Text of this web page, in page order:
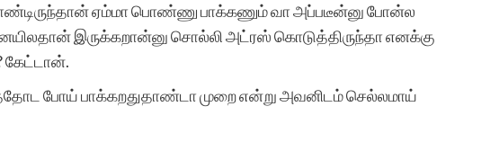
ஏம்மா பொண்ணு பாக்கணும் வா அப்படீன்னு போன்ல
இருக்கறான்னு சொல்லி அட்ரஸ் கொடுத்திருந்தா எனக்கு
கேட்டான்.
போய் பாக்கறதுதாண்டா முறை என்று அவனிடம் செல்லமாய்